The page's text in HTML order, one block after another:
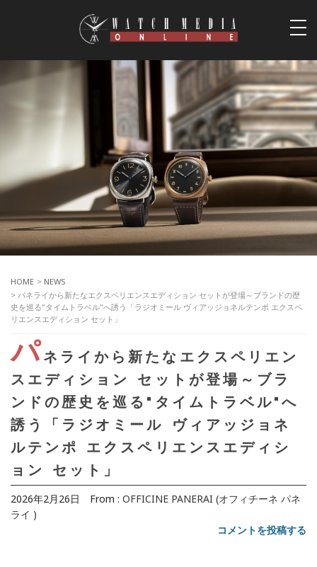
HOME > NEWS
> パネライから新たなエクスペリエンスエディション セットが登場～ブランドの歴
史を巡る"タイムトラベル"へ誘う「ラジオミール ヴィアッジョネルテンポ エクスペ
リエンスエディション セット」
パ ネライから新たなエクスペリエン
スエディション セットが登場～ブラ
ンドの歴史を巡る"タイムトラベル"へ
誘う「ラジオミール ヴィアッジョネ
ルテンポ エクスペリエンスエディシ
ョン セット」
2026年2月26日 From : OFFICINE PANERAI (オフィチーネ パネ
ライ )
コメントを投稿する